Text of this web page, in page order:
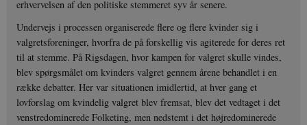
erhvervelsen af den politiske stemmeret syv år senere.
Undervejs i processen organiserede flere og flere kvinder sig i
valgretsforeninger, hvorfra de på forskellig vis agiterede for deres ret
til at stemme. På Rigsdagen, hvor kampen for valgret skulle vindes,
blev spørgsmålet om kvinders valgret gennem årene behandlet i en
række debatter. Her var situationen imidlertid, at hver gang et
lovforslag om kvindelig valgret blev fremsat, blev det vedtaget i det
venstredominerede Folketing, men nedstemt i det højredominerede